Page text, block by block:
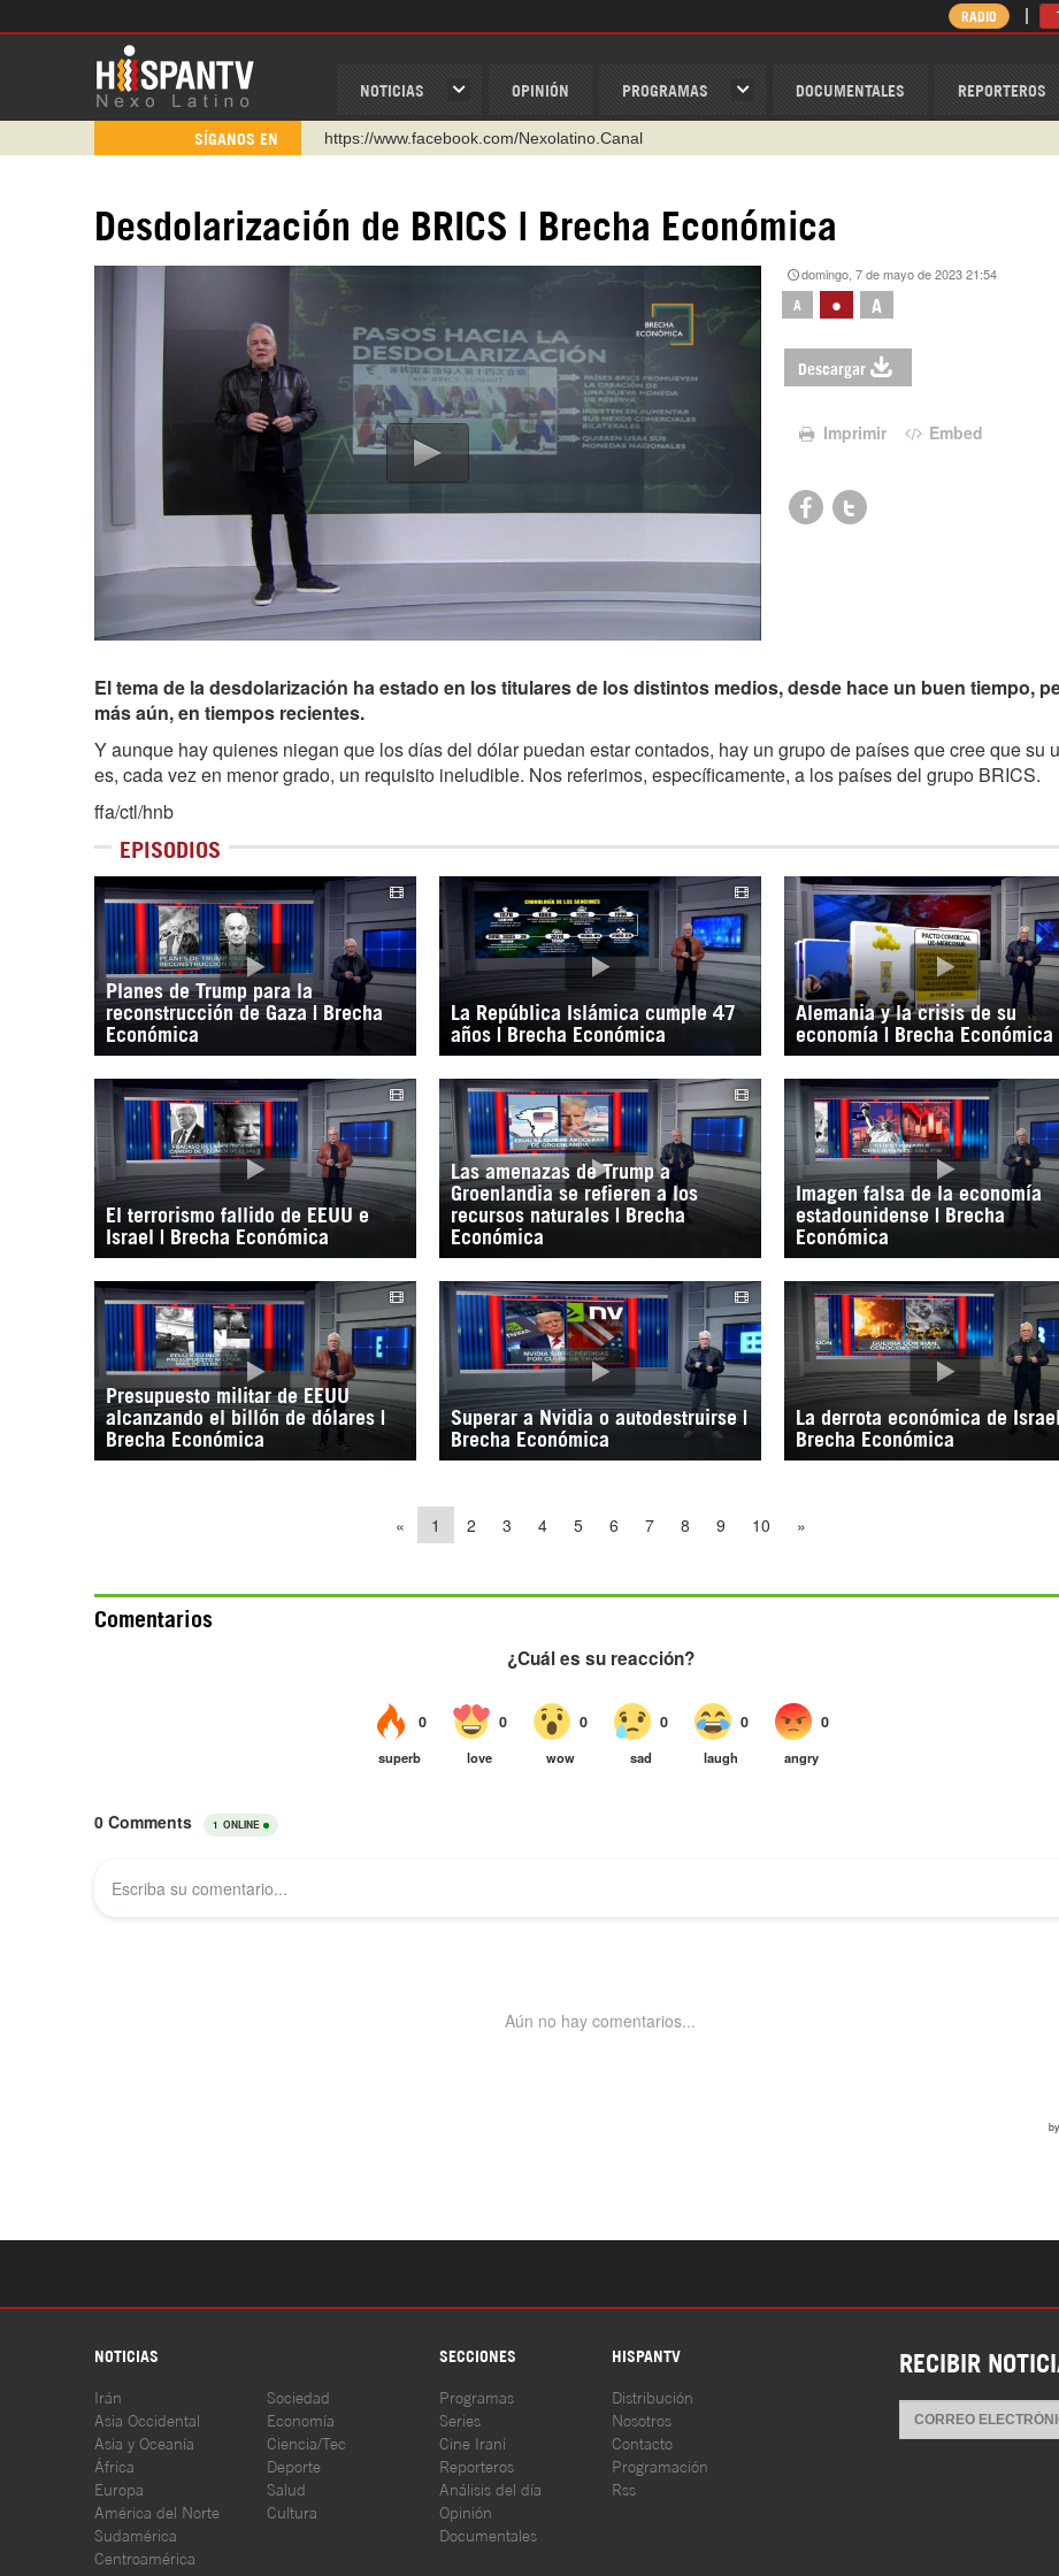
NOTICIAS OPINIÓN PROGRAMAS DOCUMENTALES REPORTEROS
RADIO
SÍGANOS EN
https://www.facebook.com/Nexolatino.Canal
https://www.youtube.com/@nexo_latino
https://t.me/hispantvcanal
WhatsApp y Viber: +98 921 79 29 404
Instagram como: hispan_tv
Desdolarización de BRICS | Brecha Económica
domingo, 7 de mayo de 2023 21:54
A • A
Descargar
Imprimir Embed
El tema de la desdolarización ha estado en los titulares de los distintos medios, desde hace un buen tiempo,
más aún, en tiempos recientes.
Y aunque hay quienes niegan que los días del dólar puedan estar contados, hay un grupo de países que cree que su
es, cada vez en menor grado, un requisito ineludible. Nos referimos, específicamente, a los países del grupo BRICS.
ffa/ctl/hnb
EPISODIOS
Planes de Trump para la
reconstrucción de Gaza | Brecha
Económica
La República Islámica cumple 47
años | Brecha Económica
Alemania y la crisis de su
economía | Brecha Económica
El terrorismo fallido de EEUU e
Israel | Brecha Económica
Las amenazas de Trump a
Groenlandia se refieren a los
recursos naturales | Brecha
Económica
Imagen falsa de la economía
estadounidense | Brecha
Económica
Presupuesto militar de EEUU
alcanzando el billón de dólares |
Brecha Económica
Superar a Nvidia o autodestruirse |
Brecha Económica
La derrota económica de Israel
Brecha Económica
« 1 2 3 4 5 6 7 8 9 10 »
Comentarios
NOTICIAS SECCIONES HISPANTV
Irán
Asia Occidental
Asia y Oceanía
África
Europa
América del Norte
Sudamérica
Centroamérica
Sociedad
Economía
Ciencia/Tec
Deporte
Salud
Cultura
Programas
Series
Cine Iraní
Reporteros
Análisis del día
Opinión
Documentales
Distribución
Nosotros
Contacto
Programación
Rss
RECIBIR